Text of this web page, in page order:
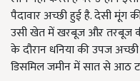
पैदावार अच्छी हुई है. देसी मूंग
उसी खेत में खरबूज औऱ तरबूज
के दौरान धनिया की उपज
डिसमिल जमीन में सात से आठ